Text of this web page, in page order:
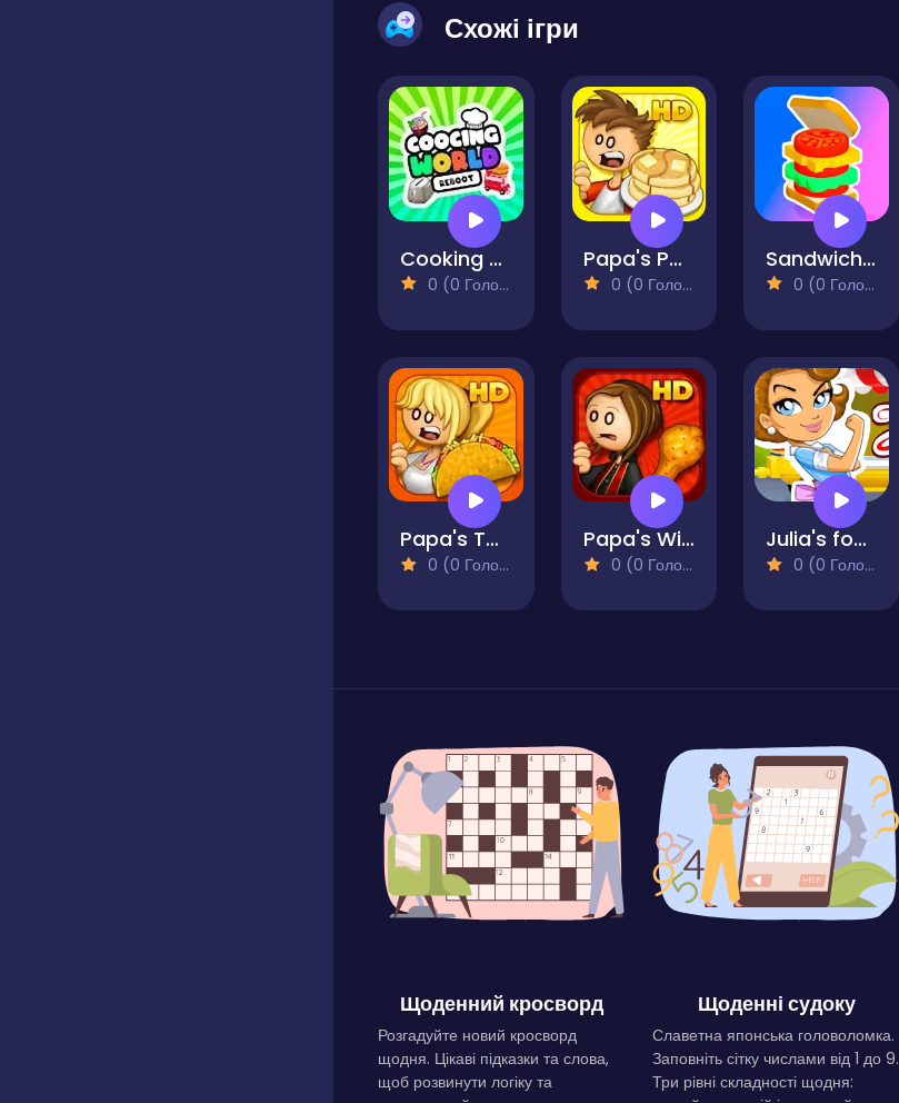
Схожі ігри
Cooking World Reborn
0 (0 Голосів)
Papa's Pancakeria
0 (0 Голосів)
Sandwich Master
0 (0 Голосів)
Papa's Taco Mia
0 (0 Голосів)
Papa's Wingeria
0 (0 Голосів)
Julia's food truck
0 (0 Голосів)
Щоденний кросворд
Розгадуйте новий кросворд
щодня. Цікаві підказки та слова,
щоб розвинути логіку та
Щоденні судоку
Славетна японська головоломка.
Заповніть сітку числами від 1 до 9.
Три рівні складності щодня: